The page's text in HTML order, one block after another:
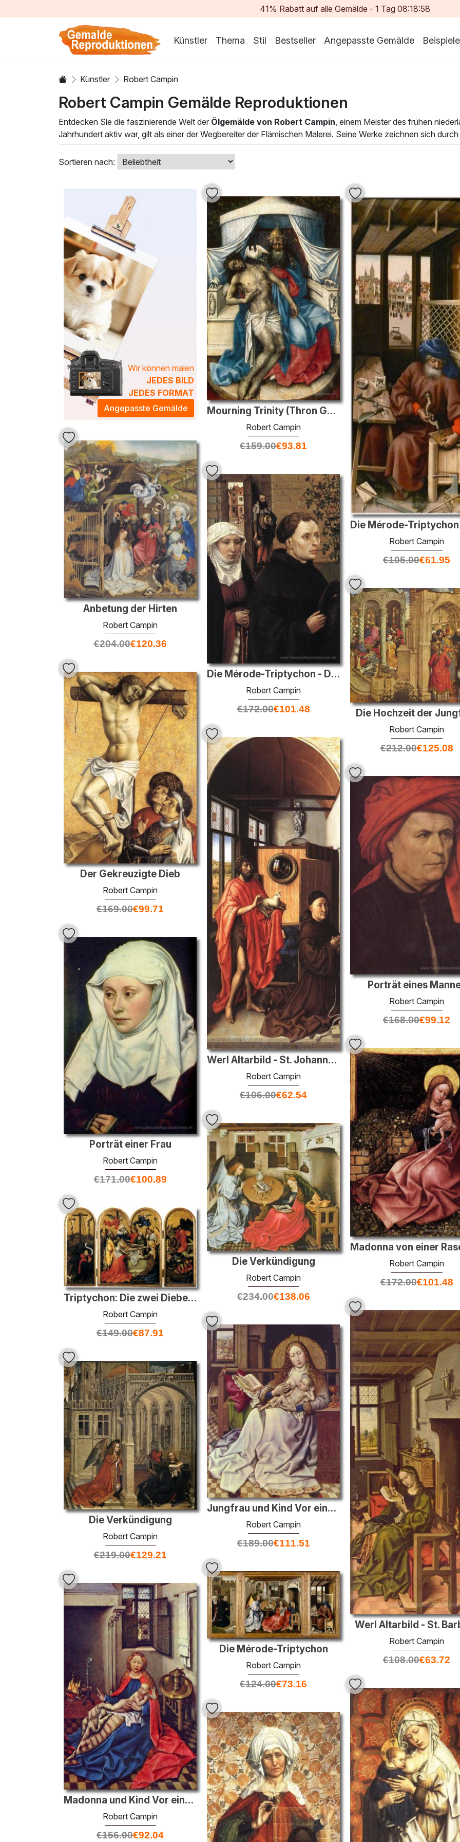
41% Rabatt auf alle Gemälde - 1 Tag 08:18:56
Künstler Thema Stil Bestseller Angepasste Gemälde Beispiele
Künstler Robert Campin
Robert Campin Gemälde Reproduktionen
Entdecken Sie die faszinierende Welt der Ölgemälde von Robert Campin, einem Meister des frühen
Jahrhundert aktiv war, gilt als einer der Wegbereiter der Flämischen Malerei. Seine Werke zeichnen sich
Ausführung und eine beeindruckende Verwendung von Licht aus. Jedes Gemälde spiegelt die kulturellen
vermittelt eine Atmosphäre von Zeitlosigkeit und Eleganz.
Unsere Auswahl anÖlgemälden von Robert Campin
Farbpaletten und stilvollen Kompositionen dieser Kunstwerke verwandeln jeden Raum in eine einladende
Besondere schätzen, verleihen diese Gemälde Ihrem Interieur eine künstlerische Note, die sowohl
von der Anmut und Tiefe dieser außergewöhnlichen Kunstwerke verzaubern!
Sortieren nach:
Wir können malen
JEDES BILD
JEDES FORMAT
Angepasste Gemälde
Mourning Trinity (Thron Gottes)
Robert Campin
€159.00€93.81
Robert Campin
€105.00€61.95
Anbetung der Hirten
Robert Campin
€204.00€120.36
Die Mérode-Triptychon - Die Geber
Robert Campin
€172.00€101.48 Die Hochzeit der
Robert Campin
€212.00€125.08
Der Gekreuzigte Dieb
Robert Campin
€169.00€99.71
Werl Altarbild - St. Johannes der Täufer und der Donor, Heinrich
Robert Campin
€106.00€62.54
Porträt eines
Robert Campin
€168.00€99.12
Porträt einer Frau
Robert Campin
€171.00€100.89
Robert Campin
€172.00€101.48
Die Verkündigung
Robert Campin
€234.00€138.06
Triptychon: Die zwei Diebe mit dem leeren Kreuz, der Grablegung,
Robert Campin
€149.00€87.91
Werl Altarbild - St.
Robert Campin
€108.00€63.72
Jungfrau und Kind Vor einer Firescreen
Robert Campin
€189.00€111.51
Die Verkündigung
Robert Campin
€219.00€129.21
Die Mérode-Triptychon
Robert Campin
€124.00€73.16
Madonna und Kind Vor einem Kamin
Robert Campin
€156.00€92.04